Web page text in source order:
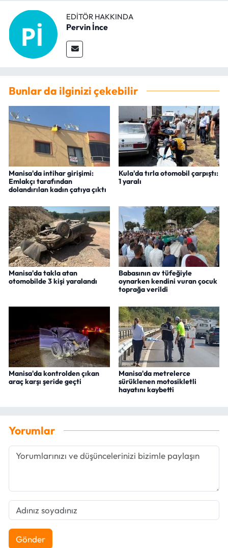
EDITÖR HAKKINDA
Pervin İnce
Bunlar da ilginizi çekebilir
Manisa'da intihar girişimi:
Emlakçı tarafından
dolandırılan kadın çatıya çıktı
Kula'da tırla otomobil çarpıştı:
1 yaralı
Manisa'da takla atan
otomobilde 3 kişi yaralandı
Babasının av tüfeğiyle
oynarken kendini vuran çocuk
toprağa verildi
Manisa'da kontrolden çıkan
araç karşı şeride geçti
Manisa'da metrelerce
sürüklenen motosikletli
hayatını kaybetti
Yorumlar
Gönder